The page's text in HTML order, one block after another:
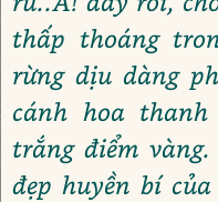
thấp thoáng
rừng dịu dàng
cánh hoa
trắng điểm
đẹp huyền bí